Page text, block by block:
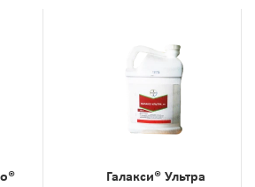
Галакси® Ультра